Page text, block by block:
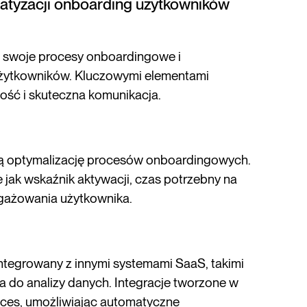
onboarding użytkowników
procesy onboardingowe i
Kluczowymi elementami
i skuteczna komunikacja.
optymalizację procesów onboardingowych.
wskaźnik aktywacji, czas potrzebny na
użytkownika.
z innymi systemami SaaS, takimi
do analizy danych. Integracje tworzone w
umożliwiając automatyczne